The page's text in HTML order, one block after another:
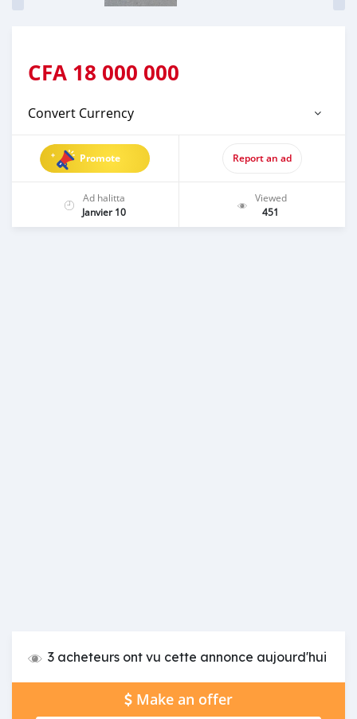
CFA 18 000 000
Convert Currency
Promote Report an ad
Ad halitta
Janvier 10
Viewed
451
3 acheteurs ont vu cette annonce aujourd'hui
Make an offer